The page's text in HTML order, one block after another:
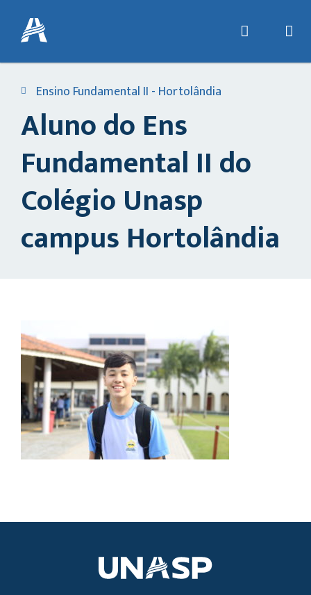
Ensino Fundamental II - Hortolândia
Aluno do Ens
Fundamental II do
Colégio Unasp
campus Hortolândia